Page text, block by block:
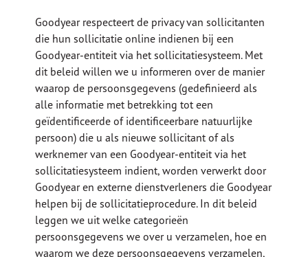
Goodyear respecteert de privacy van sollicitanten
die hun sollicitatie online indienen bij een
Goodyear-entiteit via het sollicitatiesysteem. Met
dit beleid willen we u informeren over de manier
waarop de persoonsgegevens (gedefinieerd als
alle informatie met betrekking tot een
geïdentificeerde of identificeerbare natuurlijke
persoon) die u als nieuwe sollicitant of als
werknemer van een Goodyear-entiteit via het
sollicitatiesysteem indient, worden verwerkt door
Goodyear en externe dienstverleners die Goodyear
helpen bij de sollicitatieprocedure. In dit beleid
leggen we uit welke categorieën
persoonsgegevens we over u verzamelen, hoe en
waarom we deze persoonsgegevens verzamelen,